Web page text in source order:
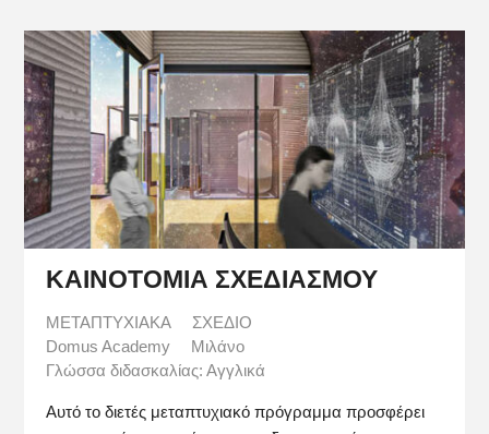
ΚΑΙΝΟΤΟΜΙΑ ΣΧΕΔΙΑΣΜΟΥ
ΜΕΤΑΠΤΥΧΙΑΚΑ
ΣΧΕΔΙΟ
Domus Academy
Μιλάνο
Γλώσσα διδασκαλίας: Αγγλικά
Αυτό το διετές μεταπτυχιακό πρόγραμμα προσφέρει